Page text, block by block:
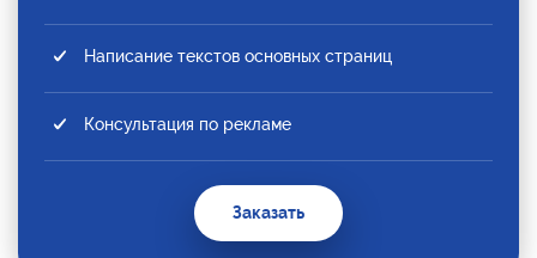
Написание текстов основных страниц
Консультация по рекламе
Заказать